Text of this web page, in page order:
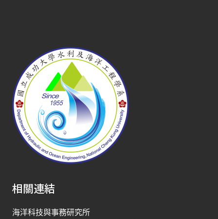
相關連結
海洋科技與事務研究所